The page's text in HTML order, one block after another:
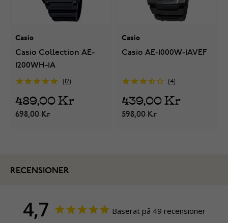
Casio
Casio Collection AE-
1200WH-1A
12
489,00 Kr
698,00 Kr
Casio
Casio AE-1000W-1AVEF
4
439,00 Kr
598,00 Kr
RECENSIONER
4,7 Baserat på 49 recensioner